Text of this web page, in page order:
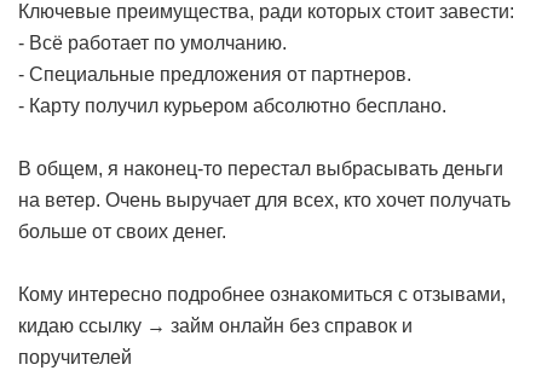
Ключевые преимущества, ради которых стоит завести:
- Всё работает по умолчанию.
- Специальные предложения от партнеров.
- Карту получил курьером абсолютно бесплано.
В общем, я наконец-то перестал выбрасывать деньги
на ветер. Очень выручает для всех, кто хочет получать
больше от своих денег.
Кому интересно подробнее ознакомиться с отзывами,
кидаю ссылку → займ онлайн без справок и
поручителей